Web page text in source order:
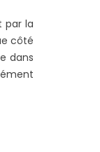
par la
côté
dans